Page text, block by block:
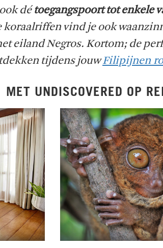
détoegangspoort tot enkele
koraalriffen vind je ook
eiland Negros. Kortom; de
tijdens jouwFilipijnen
MET UNDISCOVERED OP